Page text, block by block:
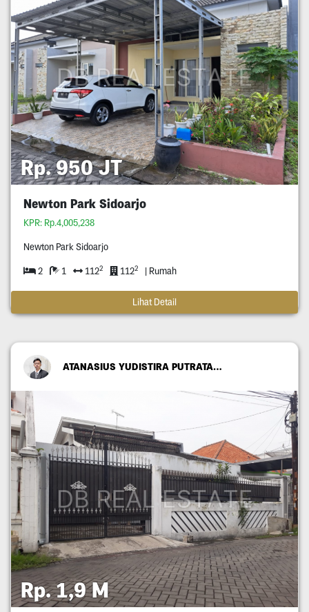
Rp. 950 JT
Newton Park Sidoarjo
KPR: Rp.4,005,238
Newton Park Sidoarjo
2 1 1122 1122 | Rumah
Lihat Detail
ATANASIUS YUDISTIRA PUTRATAMA
Rp. 1,9 M